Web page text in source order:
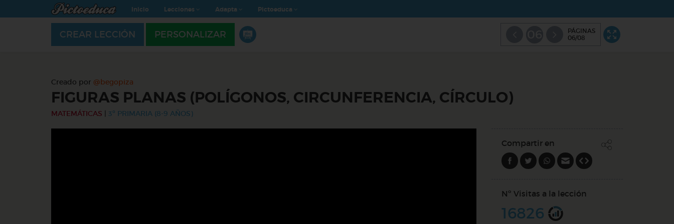
Inicio Lecciones Adapta Pictoeduca
CREAR LECCIÓN PERSONALIZAR
PÁGINAS
06/08
Creado por @begopiza
FIGURAS PLANAS (POLÍGONOS, CIRCUNFERENCIA, CÍRCULO)
MATEMÁTICAS 3º PRIMARIA (8-9 AÑOS)
Compartir en
Nº Visitas a la lección
16826